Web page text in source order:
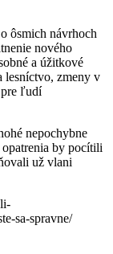
ôsmich návrhoch
nového
a úžitkové
lesníctvo, zmeny v
pre ľudí
nepochybne
opatrenia by pocítili
už vlani
sa-spravne/